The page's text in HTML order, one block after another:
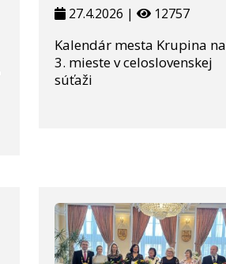
27.4.2026 | 12757
Kalendár mesta Krupina na
3. mieste v celoslovenskej
súťaži